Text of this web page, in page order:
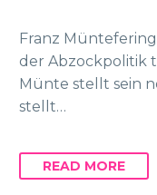
Franz
der Abzockpolitik
Münte stellt sein
stellt…
READ MORE